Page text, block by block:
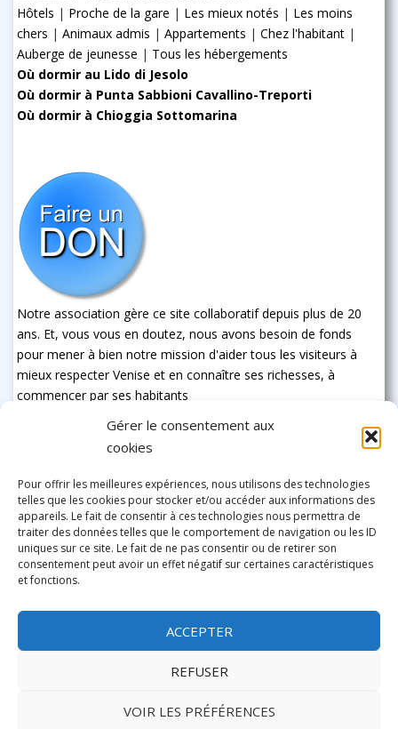
Gérer le consentement aux
cookies
Pour offrir les meilleures expériences, nous utilisons des technologies
telles que les cookies pour stocker et/ou accéder aux informations des
appareils. Le fait de consentir à ces technologies nous permettra de
traiter des données telles que le comportement de navigation ou les ID
uniques sur ce site. Le fait de ne pas consentir ou de retirer son
consentement peut avoir un effet négatif sur certaines caractéristiques
et fonctions.
ACCEPTER
REFUSER
VOIR LES PRÉFÉRENCES
Hôtels | Proche de la gare | Les mieux notés | Les moins
chers | Animaux admis | Appartements | Chez l'habitant |
Auberge de jeunesse | Tous les hébergements
Où dormir au Lido di Jesolo
Où dormir à Punta Sabbioni Cavallino-Treporti
Où dormir à Chioggia Sottomarina
Notre association gère ce site collaboratif depuis plus de 20
ans. Et, vous vous en doutez, nous avons besoin de fonds
pour mener à bien notre mission d'aider tous les visiteurs à
mieux respecter Venise et en connaître ses richesses, à
commencer par ses habitants